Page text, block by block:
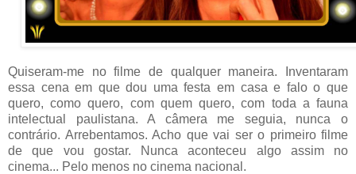
Quiseram-me no filme de qualquer maneira. Inventaram
essa cena em que dou uma festa em casa e falo o que
quero, como quero, com quem quero, com toda a fauna
intelectual paulistana. A câmera me seguia, nunca o
contrário. Arrebentamos. Acho que vai ser o primeiro filme
de que vou gostar. Nunca aconteceu algo assim no
cinema... Pelo menos no cinema nacional.